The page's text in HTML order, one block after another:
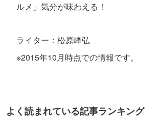
ルメ」気分が味わえる！
ライター：松原峰弘
※2015年10月時点での情報です。
よく読まれている記事ランキング